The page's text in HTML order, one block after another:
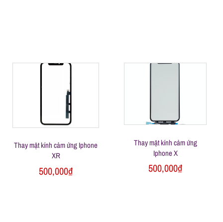
Thay mặt kính cảm ứng Iphone
XR
500,000₫
Thay mặt kính cảm ứng
Iphone X
500,000₫